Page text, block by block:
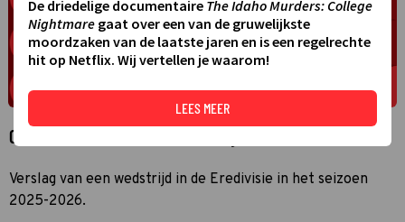
Over Eredivisie: Fortuna Sittard - Ajax
Verslag van een wedstrijd in de Eredivisie in het seizoen
2025-2026.
De driedelige documentaire The Idaho Murders: College
Nightmare gaat over een van de gruwelijkste
moordzaken van de laatste jaren en is een regelrechte
hit op Netflix. Wij vertellen je waarom!
LEES MEER